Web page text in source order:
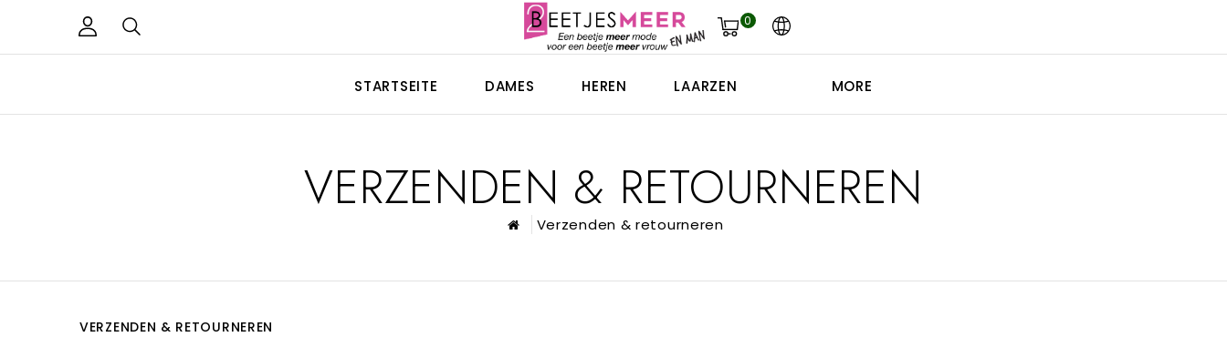
0
STARTSEITE DAMES HEREN LAARZEN MORE
VERZENDEN & RETOURNEREN
Verzenden & retourneren
VERZENDEN & RETOURNEREN